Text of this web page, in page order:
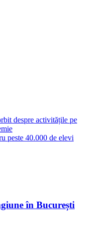
despre activitățile pe
peste 40.000 de elevi
în București